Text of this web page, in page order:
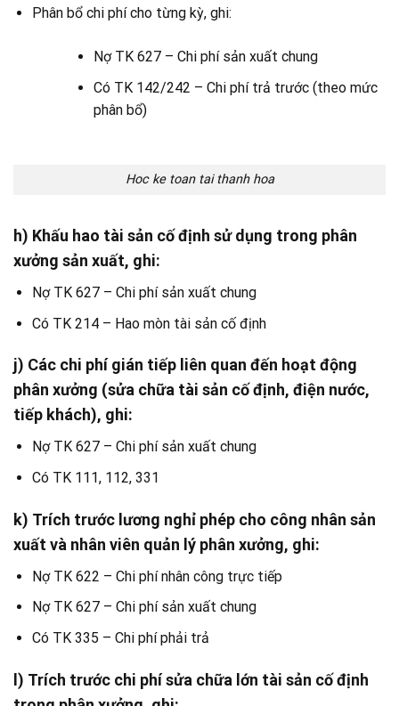
Phân bổ chi phí cho từng kỳ, ghi:
Nợ TK 627 – Chi phí sản xuất chung
Có TK 142/242 – Chi phí trả trước (theo mức
phân bổ)
Hoc ke toan tai thanh hoa
h) Khấu hao tài sản cố định sử dụng trong phân
xưởng sản xuất, ghi:
Nợ TK 627 – Chi phí sản xuất chung
Có TK 214 – Hao mòn tài sản cố định
j) Các chi phí gián tiếp liên quan đến hoạt động
phân xưởng (sửa chữa tài sản cố định, điện nước,
tiếp khách), ghi:
Nợ TK 627 – Chi phí sản xuất chung
Có TK 111, 112, 331
k) Trích trước lương nghỉ phép cho công nhân sản
xuất và nhân viên quản lý phân xưởng, ghi:
Nợ TK 622 – Chi phí nhân công trực tiếp
Nợ TK 627 – Chi phí sản xuất chung
Có TK 335 – Chi phí phải trả
l) Trích trước chi phí sửa chữa lớn tài sản cố định